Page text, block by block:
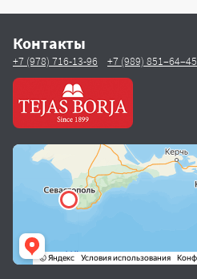
Контакты
+7 (978) 716-13-96 +7 (989) 851–64–45